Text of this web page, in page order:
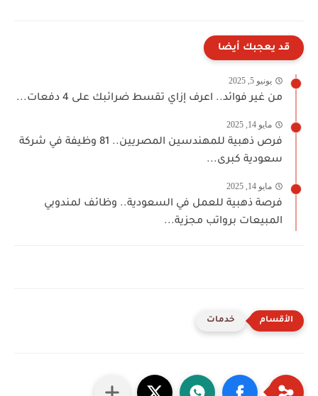
قد يعجبك أيضا
يونيو 5, 2025
من غير فوائد.. اعرف إزاي تقسط ضرائبك على 4 دفعات...
مايو 14, 2025
فرص ذهبية للمهندسين المصريين.. 81 وظيفة في شركة
سعودية كبرى...
مايو 14, 2025
فرصة ذهبية للعمل في السعودية.. وظائف لمندوبي
المبيعات برواتب مجزية...
خدمات